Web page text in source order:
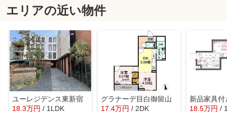
エリアの近い物件
ユーレジデンス東新宿
18.3万円 / 1LDK
グラナーデ目白御留山
17.4万円 / 2DK 18.5万円 /